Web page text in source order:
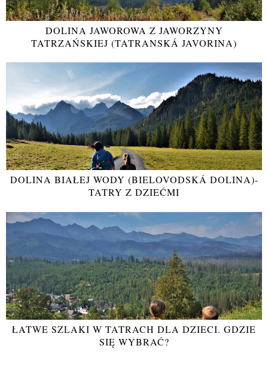
DOLINA JAWOROWA Z JAWORZYNY
TATRZAŃSKIEJ (TATRANSKÁ JAVORINA)
DOLINA BIAŁEJ WODY (BIELOVODSKÁ DOLINA)-
TATRY Z DZIEĆMI
ŁATWE SZLAKI W TATRACH DLA DZIECI. GDZIE
SIĘ WYBRAĆ?